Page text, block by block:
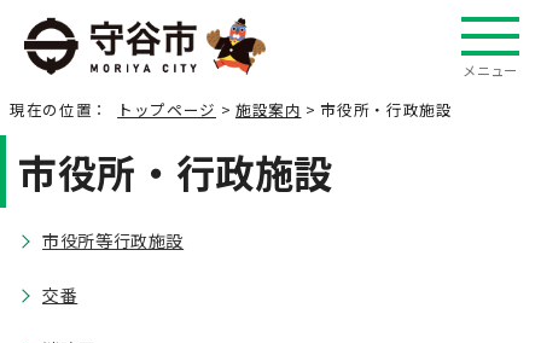
メニュー
現在の位置： トップページ > 施設案内 > 市役所・行政施設
市役所・行政施設
市役所等行政施設
交番